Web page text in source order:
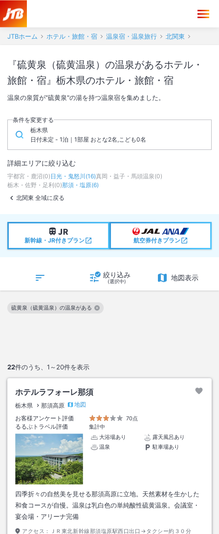
JTBホーム ホテル・旅館・宿 温泉宿・温泉旅行 北関東
『硫黄泉（硫黄温泉）の温泉があるホテル・
旅館・宿』栃木県のホテル・旅館・宿
温泉の泉質が"硫黄泉"の湯を持つ温泉宿を集めました。
条件を変更する
栃木県
日付未定 - 1泊｜1部屋 おとな2名,こども0名
詳細エリアに絞り込む
宇都宮・鹿沼(0) 日光・鬼怒川 (16)真岡・益子・馬頭温泉(0)
栃木・佐野・足利(0)那須・塩原(6)
北関東 全域に戻る
新幹線・JR付きプラン 航空券付きプラン
絞り込み
(選択中) 地図表示
22件のうち、 1～20件を表示
硫黄泉（硫黄温泉）の温泉がある
この絞り込み条件を解除
ホテルラフォーレ那須
栃木県 那須高原
地図
お客様アンケート評価
70点
るるぶトラベル評価
集計中
大浴場あり
露天風呂あり
温泉
駐車場あり
四季折々の自然美を見せる那須高原に立地。天然素材を生かした
和食コースが自慢。温泉は乳白色の単純酸性硫黄温泉。会議室・
宴会場・アリーナ完備
アクセス： ＪＲ東北新幹線那須塩原駅西口出口→タクシー約３０分